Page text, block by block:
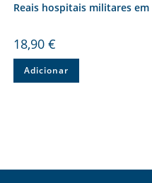
Reais hospitais militares em
18,90 €
Adicionar